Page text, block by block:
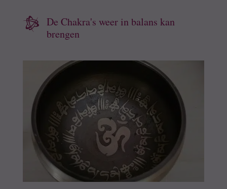
 De Chakra's weer in balans kan
brengen